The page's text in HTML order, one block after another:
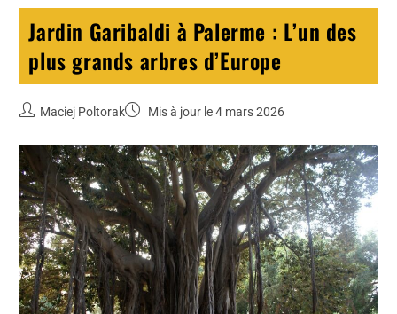
Jardin Garibaldi à Palerme : L’un des
plus grands arbres d’Europe
Maciej Poltorak Mis à jour le 4 mars 2026